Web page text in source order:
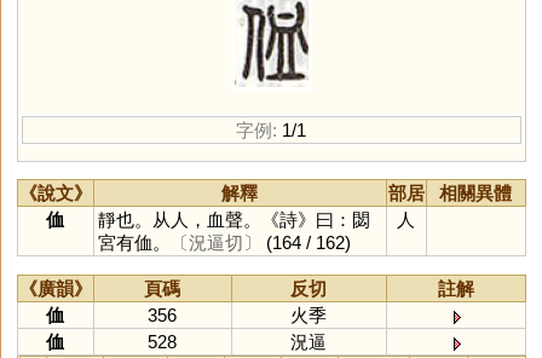
字例: 1/1
《說文》 解釋 部居
相關異體
侐
靜也。从人，血聲。《詩》曰：閟
宮有侐。
〔況逼切〕 (164 / 162)
人
《廣韻》 頁碼 反切
註解
侐
356
火季
侐
528
況逼